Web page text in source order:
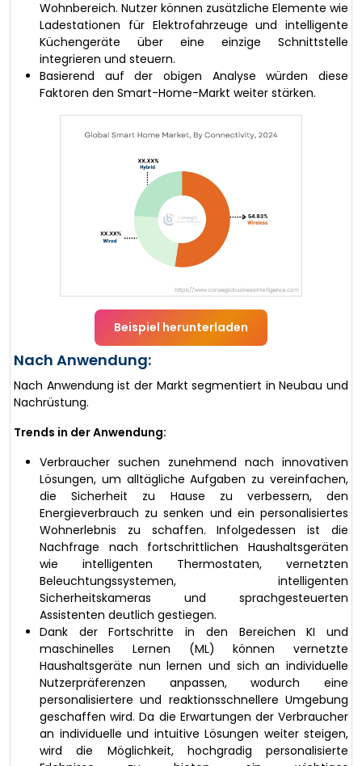
Wohnbereich. Nutzer können zusätzliche Elemente wie
Ladestationen für Elektrofahrzeuge und intelligente
Küchengeräte über eine einzige Schnittstelle
integrieren und steuern.
Basierend auf der obigen Analyse würden diese
Faktoren den Smart-Home-Markt weiter stärken.
Beispiel herunterladen
Nach Anwendung:
Nach Anwendung ist der Markt segmentiert in Neubau und
Nachrüstung.
Trends in der Anwendung:
Verbraucher suchen zunehmend nach innovativen
Lösungen, um alltägliche Aufgaben zu vereinfachen,
die Sicherheit zu Hause zu verbessern, den
Energieverbrauch zu senken und ein personalisiertes
Wohnerlebnis zu schaffen. Infolgedessen ist die
Nachfrage nach fortschrittlichen Haushaltsgeräten
wie intelligenten Thermostaten, vernetzten
Beleuchtungssystemen, intelligenten
Sicherheitskameras und sprachgesteuerten
Assistenten deutlich gestiegen.
Dank der Fortschritte in den Bereichen KI und
maschinelles Lernen (ML) können vernetzte
Haushaltsgeräte nun lernen und sich an individuelle
Nutzerpräferenzen anpassen, wodurch eine
personalisiertere und reaktionsschnellere Umgebung
geschaffen wird. Da die Erwartungen der Verbraucher
an individuelle und intuitive Lösungen weiter steigen,
wird die Möglichkeit, hochgradig personalisierte